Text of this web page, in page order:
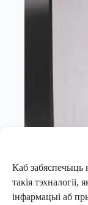
Каб
такія
інфармацыі аб